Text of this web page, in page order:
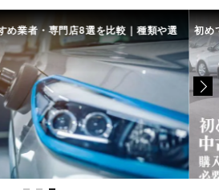
め業者・専門店8選を比較｜種類や選 初め